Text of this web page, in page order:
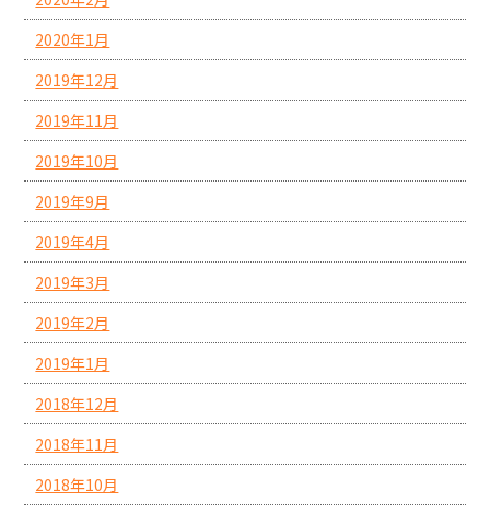
2020年1月
2019年12月
2019年11月
2019年10月
2019年9月
2019年4月
2019年3月
2019年2月
2019年1月
2018年12月
2018年11月
2018年10月